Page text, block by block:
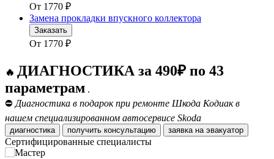
От 1770 ₽
Замена прокладки впускного коллектора
Заказать
От 1770 ₽
🔥 ДИАГНОСТИКА за 490₽ по 43
параметрам .
⛔ Диагностика в подарок при ремонте Шкода Кодиак в
нашем специализированном автосервисе Skoda
диагностика получить консультацию заявка на эвакуатор
Сертифицированные специалисты